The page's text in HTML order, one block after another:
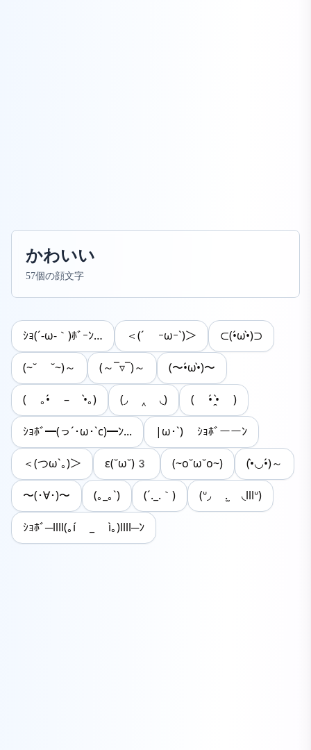
かわいい
57個の顔文字
ｼｮ(´-ω-｀)ﾎﾞｰﾝ… ＜(´ ｰωｰ`)＞ ⊂(•́ω•̀)⊃
(~˘ ˘~)～ (～‾▿‾)～ (〜•́ω•̀)〜
( ｡•́ – •̀｡) (◞ ‸ ◟) ( •́ ̯•̀ )
ｼｮﾎﾞ━(っ´･ω･`c)━ﾝ... |ω･`) ｼｮﾎﾞーーﾝ
＜(つω`｡)＞ ε(˘ω˘)3 (~o˘ω˘o~) (•̀◡•́)～
〜(･∀･)〜 (｡_｡`) (´._.｀) (ᐡ◞ .̫ ◟lllᐡ)
ｼｮﾎﾞ─llll(｡í _ ì｡)llll─ﾝ